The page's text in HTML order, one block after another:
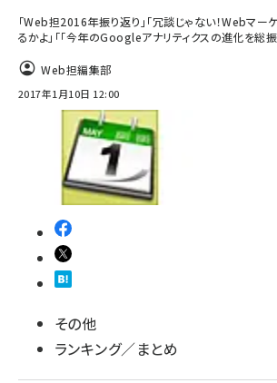
「Web担2016年振り返り」「冗談じゃない！Webマ
るかよ」「「今年のGoogleアナリティクスの進化を総
Web担編集部
2017年1月10日 12:00
その他
ランキング／まとめ